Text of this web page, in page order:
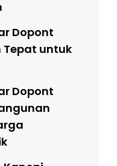
Dopont
Tepat untuk
Dopont